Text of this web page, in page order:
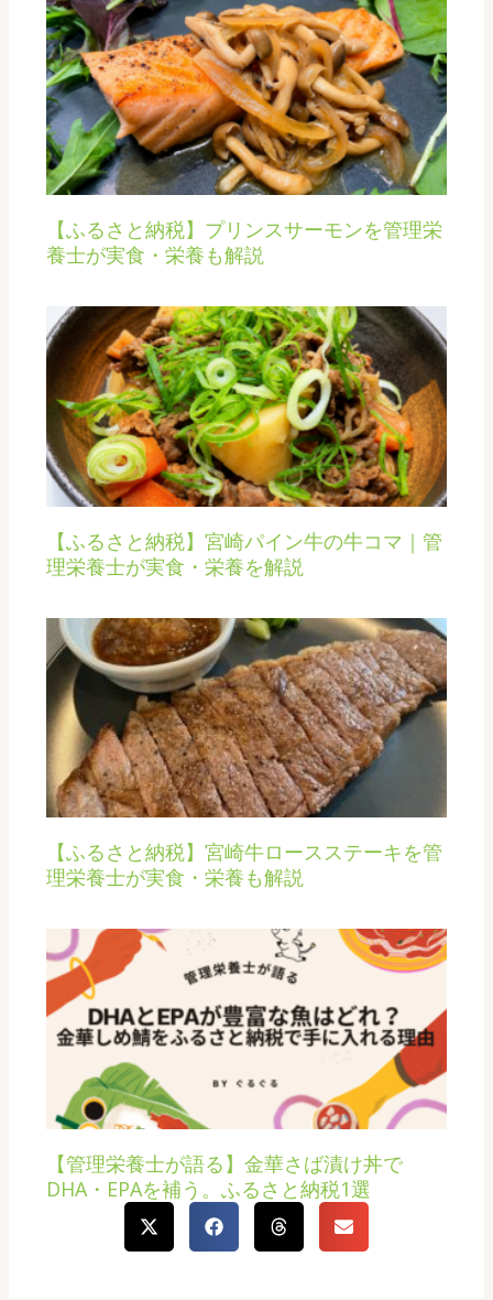
【ふるさと納税】プリンスサーモンを管理栄
養士が実食・栄養も解説
【ふるさと納税】宮崎パイン牛の牛コマ｜管
理栄養士が実食・栄養を解説
【ふるさと納税】宮崎牛ロースステーキを管
理栄養士が実食・栄養も解説
【管理栄養士が語る】金華さば漬け丼で
DHA・EPAを補う。ふるさと納税1選